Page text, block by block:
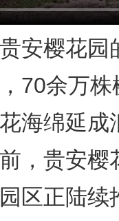
樱花园
70余万株
海绵延成
，贵安樱
区正陆续